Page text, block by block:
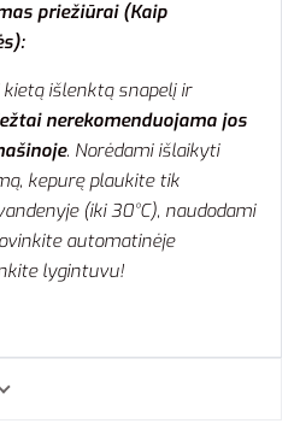
priežiūrai (Kaip
išlenktą snapelį ir
nerekomenduojama jos
. Norėdami išlaikyti
kepurę plaukite tik
(iki 30°C), naudodami
automatinėje
lygintuvu!